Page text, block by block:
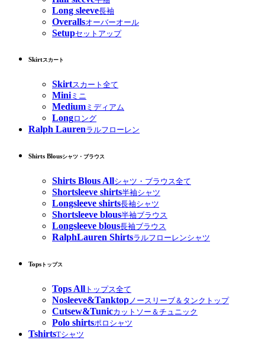
Long sleeve長袖
Overallsオーバーオール
Setupセットアップ
Skirtスカート
Skirtスカート全て
Miniミニ
Medium ミディアム
Longロング
Ralph Laurenラルフローレン
Shirts Blousシャツ・ブラウス
Shirts Blous Allシャツ・ブラウス全て
Shortsleeve shirts半袖シャツ
Longsleeve shirts長袖シャツ
Shortsleeve blous半袖ブラウス
Longsleeve blous長袖ブラウス
RalphLauren Shirtsラルフローレンシャツ
Tops トップス
Tops All トップス全て
Nosleeve&Tanktopノースリーブ＆タンクトップ
Cutsew&Tunicカットソー＆チュニック
Polo shirtsポロシャツ
TshirtsTシャツ